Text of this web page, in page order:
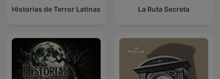
Historias de Terror Latinas La Ruta Secreta